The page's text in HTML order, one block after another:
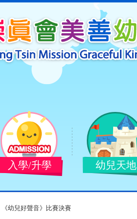
入學/升學 幼兒天地
《幼兒好聲音》比賽決賽